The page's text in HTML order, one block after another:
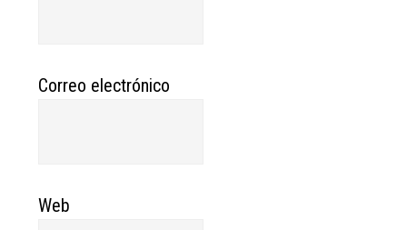
Correo electrónico
Web